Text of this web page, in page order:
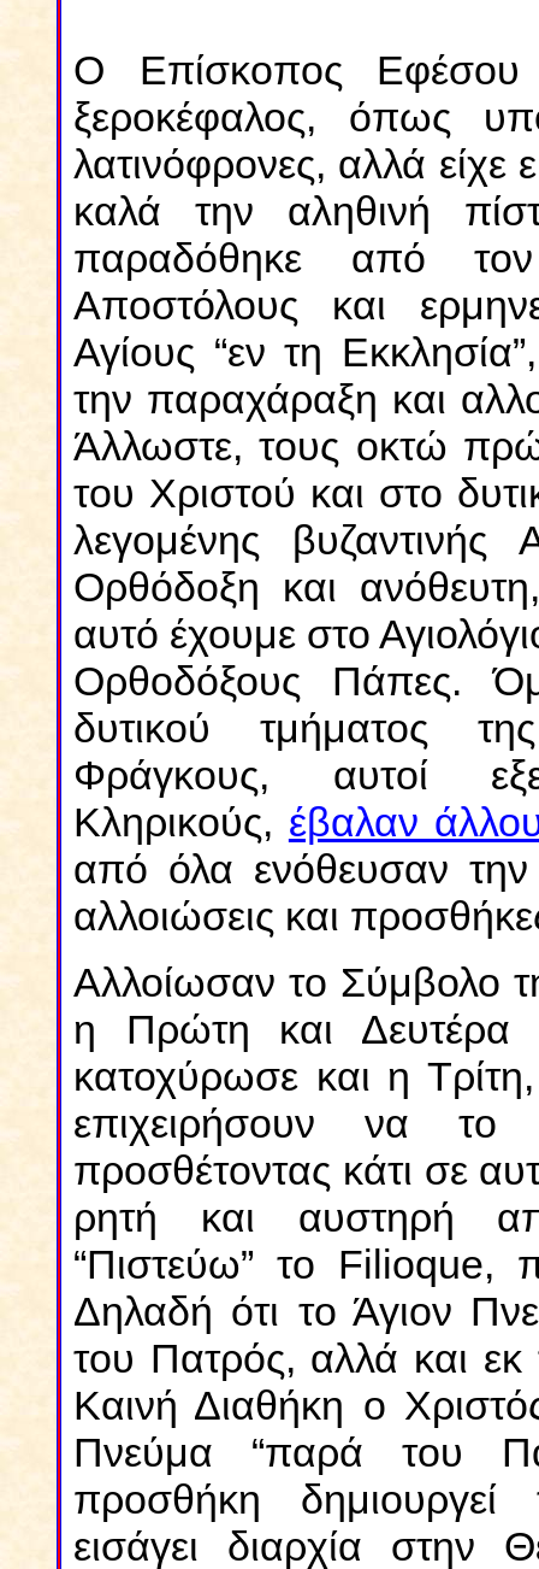
Ο Επίσκοπος Εφέσου
ξεροκέφαλος, όπως
λατινόφρονες, αλλά είχε
καλά την αληθινή
παραδόθηκε από
Αποστόλους και
Αγίους “εν τη
την παραχάραξη και
Άλλωστε, τους οκτώ
του Χριστού και στο
λεγομένης
Ορθόδοξη και
αυτό έχουμε στο
Ορθοδόξους Πάπες.
δυτικού τμήματος
Φράγκους, αυτοί
Κληρικούς, έβαλαν
από όλα ενόθευσαν
αλλοιώσεις και
Αλλοίωσαν το Σύμβολο
η Πρώτη και Δευτέρα
κατοχύρωσε και η
επιχειρήσουν να το
προσθέτοντας κάτι σε
ρητή και αυστηρή
“Πιστεύω” το Filioque,
Δηλαδή ότι το Άγιον
του Πατρός, αλλά και εκ
Καινή Διαθήκη ο
Πνεύμα “παρά του
προσθήκη
εισάγει διαρχία στην